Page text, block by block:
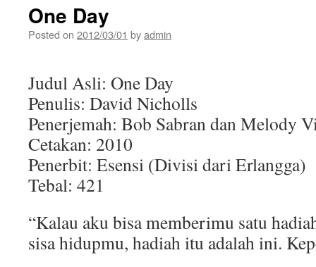
One Day
Posted on 2012/03/01 byadmin
Judul Asli: One Day
Penulis: David Nicholls
Penerjemah: Bob Sabran dan Melody
Cetakan: 2010
Penerbit: Esensi (Divisi dari Erlangga)
Tebal: 421
“Kalau aku bisa memberimu satu
sisa hidupmu, hadiah itu adalah ini.